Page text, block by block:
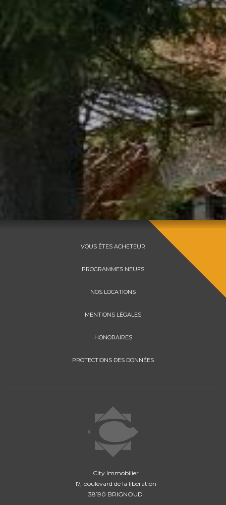
Message
VOUS ÊTES ACHETEUR
PROGRAMMES NEUFS
NOS LOCATIONS
MENTIONS LÉGALES
HONORAIRES
PROTECTIONS DES DONNÉES
City Immobilier
17, boulevard de la libération
38190 BRIGNOUD